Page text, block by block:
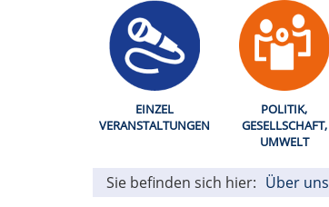
EINZEL
VERANSTALTUNGEN
POLITIK,
GESELLSCHAFT,
UMWELT
Sie befinden sich hier: Über uns